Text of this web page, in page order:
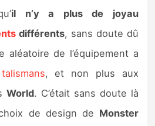
il n’y a plus de joyau
différents, sans doute dû
aléatoire de l’équipement a
talismans, et non plus aux
World. C’était sans doute là
de design de Monster